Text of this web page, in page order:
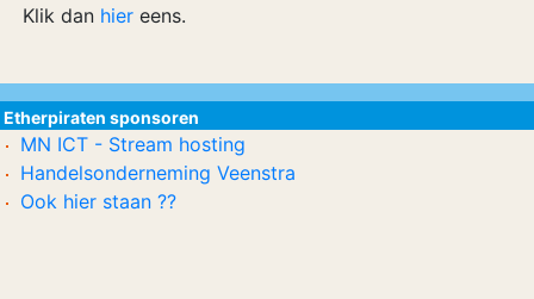
Klik dan hier eens.
Etherpiraten sponsoren
MN ICT - Stream hosting
Handelsonderneming Veenstra
Ook hier staan ??